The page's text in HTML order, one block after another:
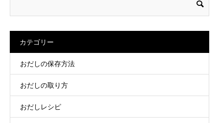
カテゴリー
おだしの保存方法
おだしの取り方
おだしレシピ